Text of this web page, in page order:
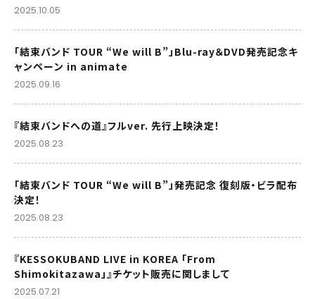
2025.10.05
「結束バンド TOUR “We will B”」Blu-ray＆DVD発売記念キ
ャンペーン in animate
2025.09.16
『結束バンドへの道』フルver. 先行上映決定！
2025.08.23
「結束バンド TOUR “We will B”」発売記念 復刻版・ビラ配布
決定！
2025.08.23
『KESSOKUBAND LIVE in KOREA 「From
Shimokitazawa」』チケット販売に関しまして
2025.07.21